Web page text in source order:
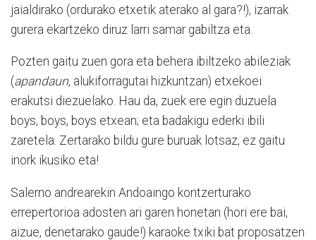
jaialdirako (ordurako etxetik aterako al gara?!), izarrak
gurera ekartzeko diruz larri samar gabiltza eta.
Pozten gaitu zuen gora eta behera ibiltzeko abileziak
(apandaun, alukiforragutai hizkuntzan) etxekoei
erakutsi diezuelako. Hau da, zuek ere egin duzuela
boys, boys, boys etxean; eta badakigu ederki ibili
zaretela. Zertarako bildu gure buruak lotsaz, ez gaitu
inork ikusiko eta!
Salerno andrearekin Andoaingo kontzerturako
errepertorioa adosten ari garen honetan (hori ere bai,
aizue, denetarako gaude!) karaoke txiki bat proposatzen